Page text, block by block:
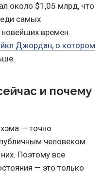
около $1,05 млрд, что
самых
времен.
Джордан, о котором
и почему
— точно
человеком
Поэтому все
— это только